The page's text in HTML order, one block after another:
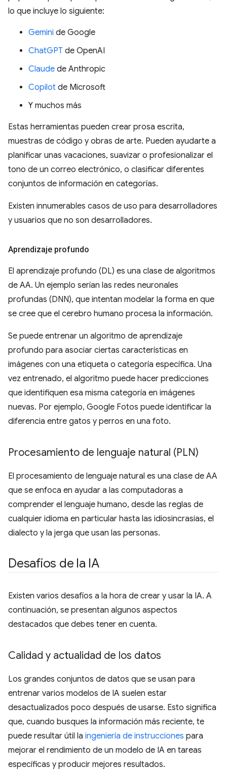
lo que incluye lo siguiente:
Gemini de Google
ChatGPT de OpenAI
Claude de Anthropic
Copilot de Microsoft
Y muchos más
Estas herramientas pueden crear prosa escrita,
muestras de código y obras de arte. Pueden ayudarte a
planificar unas vacaciones, suavizar o profesionalizar el
tono de un correo electrónico, o clasificar diferentes
conjuntos de información en categorías.
Existen innumerables casos de uso para desarrolladores
y usuarios que no son desarrolladores.
Aprendizaje profundo
El aprendizaje profundo (DL) es una clase de algoritmos
de AA. Un ejemplo serían las redes neuronales
profundas (DNN), que intentan modelar la forma en que
se cree que el cerebro humano procesa la información.
Se puede entrenar un algoritmo de aprendizaje
profundo para asociar ciertas características en
imágenes con una etiqueta o categoría específica. Una
vez entrenado, el algoritmo puede hacer predicciones
que identifiquen esa misma categoría en imágenes
nuevas. Por ejemplo, Google Fotos puede identificar la
diferencia entre gatos y perros en una foto.
Procesamiento de lenguaje natural (PLN)
El procesamiento de lenguaje natural es una clase de AA
que se enfoca en ayudar a las computadoras a
comprender el lenguaje humano, desde las reglas de
cualquier idioma en particular hasta las idiosincrasias, el
dialecto y la jerga que usan las personas.
Desafíos de la IA
Existen varios desafíos a la hora de crear y usar la IA. A
continuación, se presentan algunos aspectos
destacados que debes tener en cuenta.
Calidad y actualidad de los datos
Los grandes conjuntos de datos que se usan para
entrenar varios modelos de IA suelen estar
desactualizados poco después de usarse. Esto significa
que, cuando busques la información más reciente, te
puede resultar útil la ingeniería de instrucciones para
mejorar el rendimiento de un modelo de IA en tareas
específicas y producir mejores resultados.